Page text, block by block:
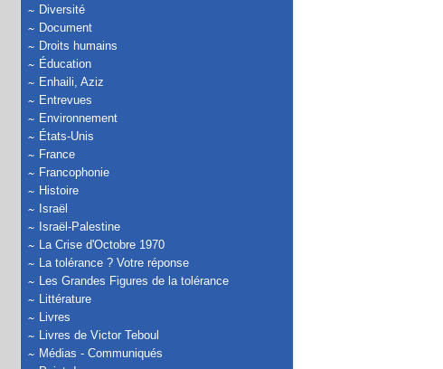
Diversité
Document
Droits humains
Éducation
Enhaili, Aziz
Entrevues
Environnement
États-Unis
France
Francophonie
Histoire
Israël
Israël-Palestine
La Crise d'Octobre 1970
La tolérance ? Votre réponse
Les Grandes Figures de la tolérance
Littérature
Livres
Livres de Victor Teboul
Médias - Communiqués